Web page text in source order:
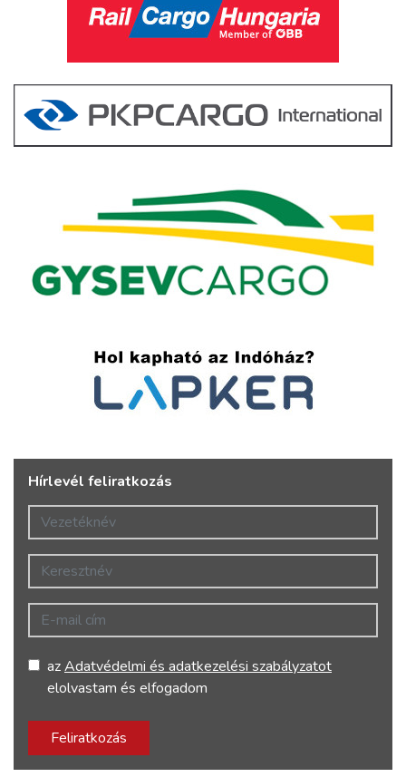
Hírlevél feliratkozás
Vezetéknév
Keresztnév
E-mail cím
azAdatvédelmi és adatkezelési szabályzatot
elolvastam és elfogadom
Feliratkozás